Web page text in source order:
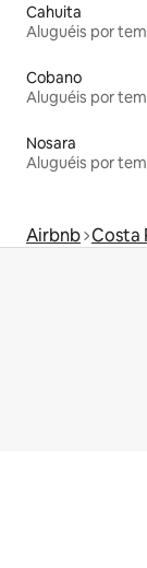
Cahuita
Aluguéis por
Cobano
Aluguéis por
Nosara
Aluguéis por
Airbnb Costa